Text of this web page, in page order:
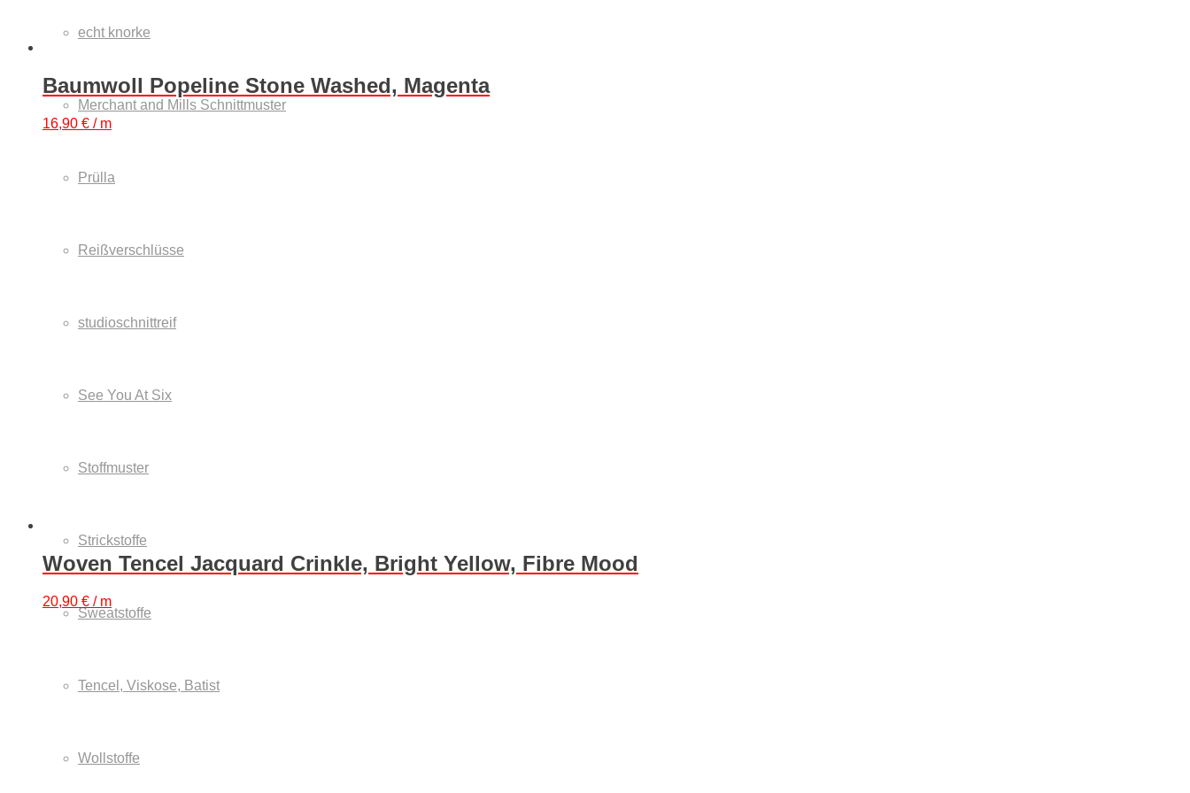
echt knorke
Merchant and Mills Schnittmuster
Prülla
Reißverschlüsse
studioschnittreif
See You At Six
Stoffmuster
Strickstoffe
Sweatstoffe
Tencel, Viskose, Batist
Wollstoffe
Baumwoll Popeline Stone Washed, Magenta
16,90 € / m
Woven Tencel Jacquard Crinkle, Bright Yellow, Fibre Mood
20,90 € / m